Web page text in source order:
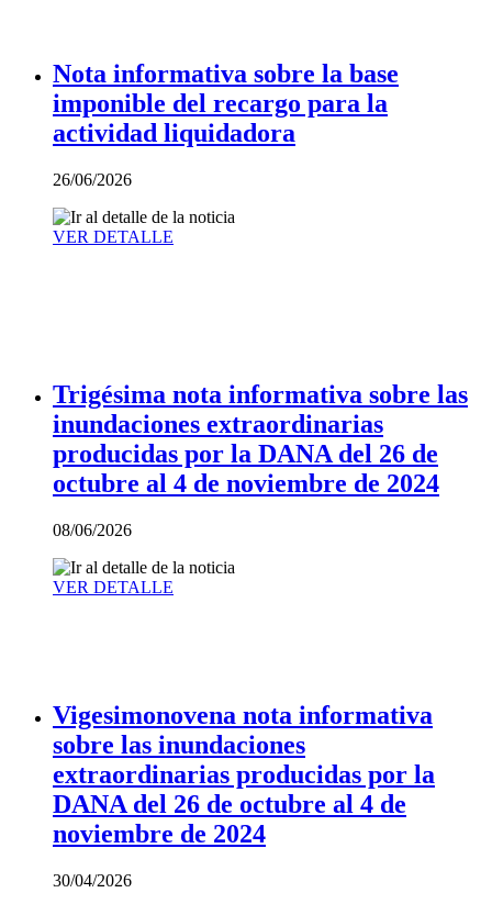
Nota informativa sobre la base
imponible del recargo para la
actividad liquidadora
26/06/2026
VER DETALLE
Trigésima nota informativa sobre las
inundaciones extraordinarias
producidas por la DANA del 26 de
octubre al 4 de noviembre de 2024
08/06/2026
VER DETALLE
Vigesimonovena nota informativa
sobre las inundaciones
extraordinarias producidas por la
DANA del 26 de octubre al 4 de
noviembre de 2024
30/04/2026